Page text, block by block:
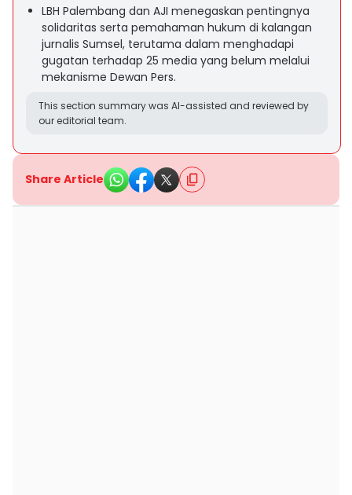
LBH Palembang dan AJI menegaskan pentingnya
solidaritas serta pemahaman hukum di kalangan
jurnalis Sumsel, terutama dalam menghadapi
gugatan terhadap 25 media yang belum melalui
mekanisme Dewan Pers.
This section summary was AI-assisted and reviewed by
our editorial team.
Share Article